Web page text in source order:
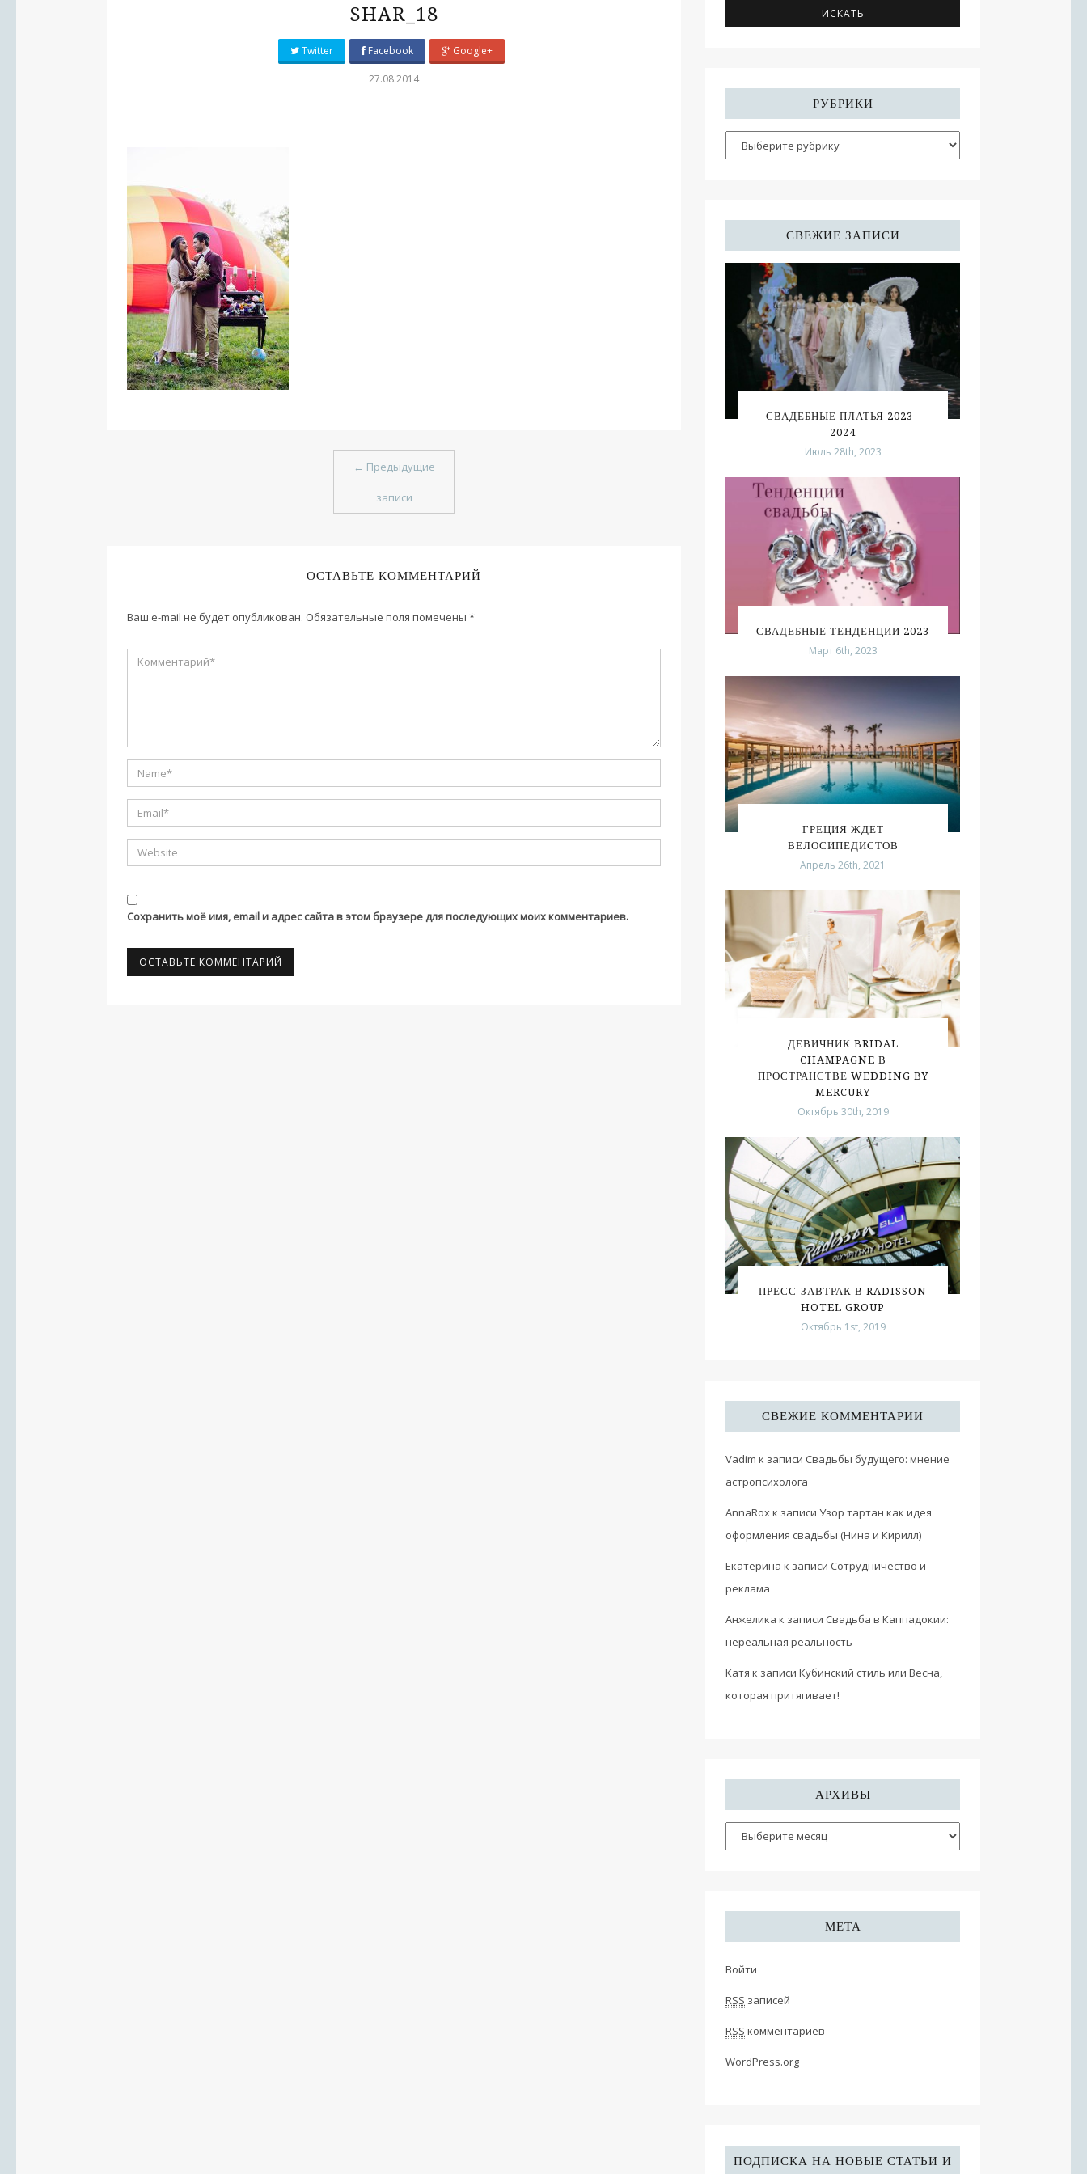
SHAR_18
Twitter Facebook Google+
27.08.2014
← Предыдущие
записи
ОСТАВЬТЕ КОММЕНТАРИЙ
Ваш e-mail не будет опубликован. Обязательные поля помечены *
Сохранить моё имя, email и адрес сайта в этом браузере для последующих моих комментариев.
РУБРИКИ
СВЕЖИЕ ЗАПИСИ
СВАДЕБНЫЕ ПЛАТЬЯ 2023–
2024
Июль 28th, 2023
СВАДЕБНЫЕ ТЕНДЕНЦИИ 2023
Март 6th, 2023
ГРЕЦИЯ ЖДЕТ
ВЕЛОСИПЕДИСТОВ
Апрель 26th, 2021
ДЕВИЧНИК BRIDAL
CHAMPAGNE В
ПРОСТРАНСТВЕ WEDDING BY
MERCURY
Октябрь 30th, 2019
ПРЕСС-ЗАВТРАК В RADISSON
HOTEL GROUP
Октябрь 1st, 2019
СВЕЖИЕ КОММЕНТАРИИ
Vadim к записи Свадьбы будущего: мнение
астропсихолога
AnnaRoxк записи Узор тартан как идея
оформления свадьбы (Нина и Кирилл)
Екатерина к записи Сотрудничество и
реклама
Анжелика к записи Свадьба в Каппадокии:
нереальная реальность
Катя к записи Кубинский стиль или Весна,
которая притягивает!
АРХИВЫ
МЕТА
Войти
RSS записей
RSS комментариев
WordPress.org
ПОДПИСКА НА НОВЫЕ СТАТЬИ И